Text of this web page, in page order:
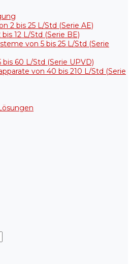
2 bis 25 L/Std (Serie AE)
12 L/Std (Serie BE)
von 5 bis 25 L/Std (Serie
60 L/Std (Serie UPVD)
von 40 bis 210 L/Std (Serie